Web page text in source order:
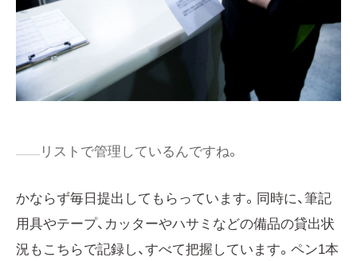
リストで管理しているんですね。
かならず毎日提出してもらっています。同時に、筆記
用具やテープ、カッターやハサミなどの備品の貸出状
況もこちらで記録し、すべて把握しています。ペン1本